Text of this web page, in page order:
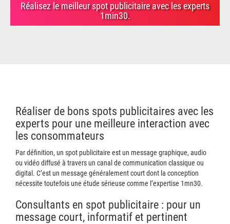
Réalisez le meilleur spot publicitaire avec les experts
1min30.
Réaliser de bons spots publicitaires avec les
experts pour une meilleure interaction avec
les consommateurs
Par définition, un spot publicitaire est un message graphique, audio
ou vidéo diffusé à travers un canal de communication classique ou
digital. C’est un message généralement court dont la conception
nécessite toutefois une étude sérieuse comme l’expertise 1mn30.
Consultants en spot publicitaire : pour un
message court, informatif et pertinent